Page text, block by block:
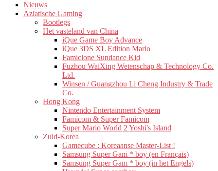
Nieuws
Aziatische Gaming
Bootlegs
Het vasteland van China
iQue Game Boy Advance
iQue 3DS XL Edition Mario
Famiclone Sundance Kid
Fuzhou WaiXing Wetenschap & Technology Co.
Ltd.
Winsen / Guangzhou Li Cheng Industry & Trade
Co.
Hong Kong
Nintendo Entertainment System
Famicom & Super Famicom
Super Mario World 2 Yoshi's Island
Zuid-Korea
Gamecube : Koreaanse Master-List !
Samsung Super Gam * boy (en Français)
Samsung Super Gam * boy (in het Engels)